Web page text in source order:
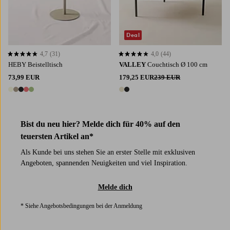
HEBY Beistelltisch
73,99 EUR
5 Farben
4,7 basierend auf 31 Bewertungen
4,7 (31)
VALLEY Couchtisch Ø 100 cm
179,25 EUR239 EUR
2 Farben
4,0 basierend auf 44 Bewertungen
4,0 (44)
Deal
Bist du neu hier? Melde dich für 40% auf den
teuersten Artikel an*
Als Kunde bei uns stehen Sie an erster Stelle mit exklusiven
Angeboten, spannenden Neuigkeiten und viel Inspiration.
Melde dich
* Siehe Angebotsbedingungen bei der Anmeldung